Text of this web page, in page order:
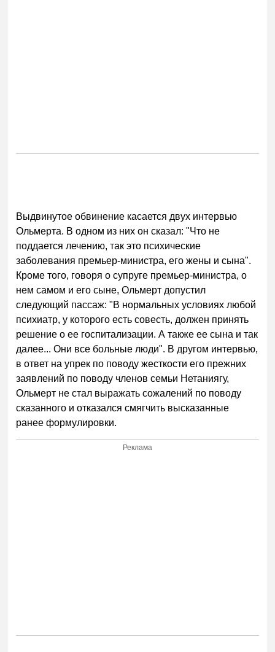
Выдвинутое обвинение касается двух интервью
Ольмерта. В одном из них он сказал: "Что не
поддается лечению, так это психические
заболевания премьер-министра, его жены и сына".
Кроме того, говоря о супруге премьер-министра, о
нем самом и его сыне, Ольмерт допустил
следующий пассаж: "В нормальных условиях любой
психиатр, у которого есть совесть, должен принять
решение о ее госпитализации. А также ее сына и так
далее... Они все больные люди". В другом интервью,
в ответ на упрек по поводу жесткости его прежних
заявлений по поводу членов семьи Нетаниягу,
Ольмерт не стал выражать сожалений по поводу
сказанного и отказался смягчить высказанные
ранее формулировки.
Реклама